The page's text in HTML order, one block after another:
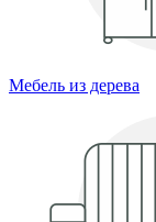
Мебель из дерева